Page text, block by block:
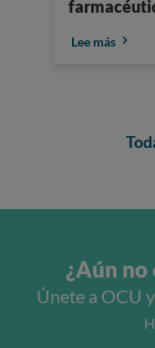
Lee más
¿Aún no
Únete a OCU